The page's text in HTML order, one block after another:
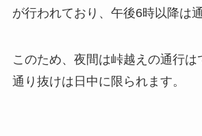
が行われており、午後6時以降は
このため、夜間は峠越えの通行は
通り抜けは日中に限られます。